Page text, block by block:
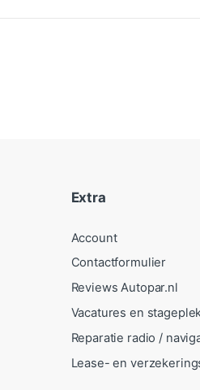
Extra
Account
Contactformulier
Reviews Autopar.nl
Vacatures en
Reparatie radio /
Lease- en